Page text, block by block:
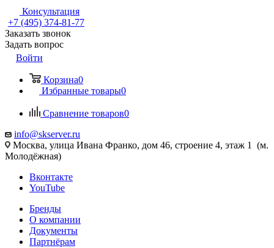
Консультация
+7 (495) 374-81-77
Заказать звонок
Задать вопрос
Войти
Корзина0
Избранные товары0
Сравнение товаров0
info@skserver.ru
Москва, улица Ивана Франко, дом 46, строение 4, этаж 1 (м.
Молодёжная)
Вконтакте
YouTube
Бренды
О компании
Документы
Партнёрам